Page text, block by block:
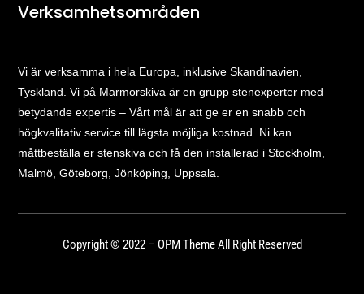
Verksamhetsområden
Vi är verksamma i hela Europa, inklusive Skandinavien,
Tyskland. Vi på Marmorskiva är en grupp stenexperter med
betydande expertis – Vårt mål är att ge er en snabb och
högkvalitativ service till lägsta möjliga kostnad. Ni kan
måttbeställa er stenskiva och få den installerad i Stockholm,
Malmö, Göteborg, Jönköping, Uppsala.
Copyright © 2022 – OPM Theme All Right Reserved